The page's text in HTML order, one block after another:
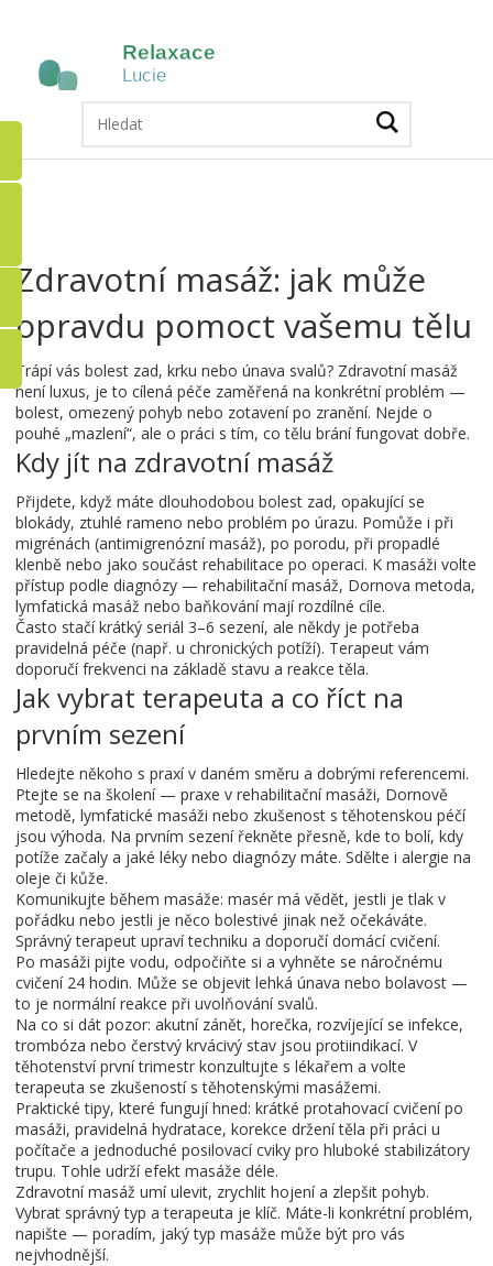
Zdravotní masáž: jak může
opravdu pomoct vašemu tělu
Trápí vás bolest zad, krku nebo únava svalů? Zdravotní masáž
není luxus, je to cílená péče zaměřená na konkrétní problém —
bolest, omezený pohyb nebo zotavení po zranění. Nejde o
pouhé „mazlení“, ale o práci s tím, co tělu brání fungovat dobře.
Kdy jít na zdravotní masáž
Přijdete, když máte dlouhodobou bolest zad, opakující se
blokády, ztuhlé rameno nebo problém po úrazu. Pomůže i při
migrénách (antimigrenózní masáž), po porodu, při propadlé
klenbě nebo jako součást rehabilitace po operaci. K masáži volte
přístup podle diagnózy — rehabilitační masáž, Dornova metoda,
lymfatická masáž nebo baňkování mají rozdílné cíle.
Často stačí krátký seriál 3–6 sezení, ale někdy je potřeba
pravidelná péče (např. u chronických potíží). Terapeut vám
doporučí frekvenci na základě stavu a reakce těla.
Jak vybrat terapeuta a co říct na
prvním sezení
Hledejte někoho s praxí v daném směru a dobrými referencemi.
Ptejte se na školení — praxe v rehabilitační masáži, Dornově
metodě, lymfatické masáži nebo zkušenost s těhotenskou péčí
jsou výhoda. Na prvním sezení řekněte přesně, kde to bolí, kdy
potíže začaly a jaké léky nebo diagnózy máte. Sdělte i alergie na
oleje či kůže.
Komunikujte během masáže: masér má vědět, jestli je tlak v
pořádku nebo jestli je něco bolestivé jinak než očekáváte.
Správný terapeut upraví techniku a doporučí domácí cvičení.
Po masáži pijte vodu, odpočiňte si a vyhněte se náročnému
cvičení 24 hodin. Může se objevit lehká únava nebo bolavost —
to je normální reakce při uvolňování svalů.
Na co si dát pozor: akutní zánět, horečka, rozvíjející se infekce,
trombóza nebo čerstvý krvácivý stav jsou protiindikací. V
těhotenství první trimestr konzultujte s lékařem a volte
terapeuta se zkušeností s těhotenskými masážemi.
Praktické tipy, které fungují hned: krátké protahovací cvičení po
masáži, pravidelná hydratace, korekce držení těla při práci u
počítače a jednoduché posilovací cviky pro hluboké stabilizátory
trupu. Tohle udrží efekt masáže déle.
Zdravotní masáž umí ulevit, zrychlit hojení a zlepšit pohyb.
Vybrat správný typ a terapeuta je klíč. Máte-li konkrétní problém,
napište — poradím, jaký typ masáže může být pro vás
nejvhodnější.